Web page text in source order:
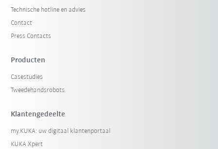
Filter terugzetten
Technische hotline en advies
Contact
Press Contacts
Producten
Casestudies
Tweedehandsrobots
Klantengedeelte
my.KUKA: uw digitaal klantenportaal
KUKA Xpert